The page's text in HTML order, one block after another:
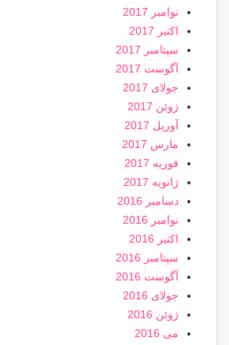
نوامبر 2017
اکتبر 2017
سپتامبر 2017
آگوست 2017
جولای 2017
ژوئن 2017
آوریل 2017
مارس 2017
فوریه 2017
ژانویه 2017
دسامبر 2016
نوامبر 2016
اکتبر 2016
سپتامبر 2016
آگوست 2016
جولای 2016
ژوئن 2016
می 2016